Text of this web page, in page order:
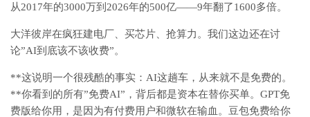
从2017年的3000万到2026年的500亿——9年翻了1600多倍。
大洋彼岸在疯狂建电厂、买芯片、抢算力。我们这边还在讨
论”AI到底该不该收费”。
**这说明一个很残酷的事实：AI这趟车，从来就不是免费的。
**你看到的所有”免费AI”，背后都是资本在替你买单。GPT免
费版给你用，是因为有付费用户和微软在输血。豆包免费给你